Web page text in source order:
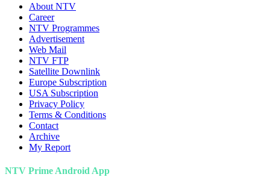
About NTV
Career
NTV Programmes
Advertisement
Web Mail
NTV FTP
Satellite Downlink
Europe Subscription
USA Subscription
Privacy Policy
Terms & Conditions
Contact
Archive
My Report
NTV Prime Android App